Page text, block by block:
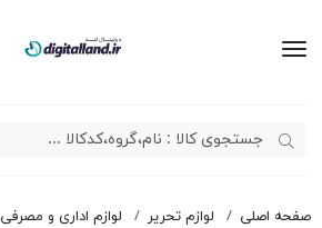
صفحه اصلی لوازم تحریر لوازم اداری و مصرفی